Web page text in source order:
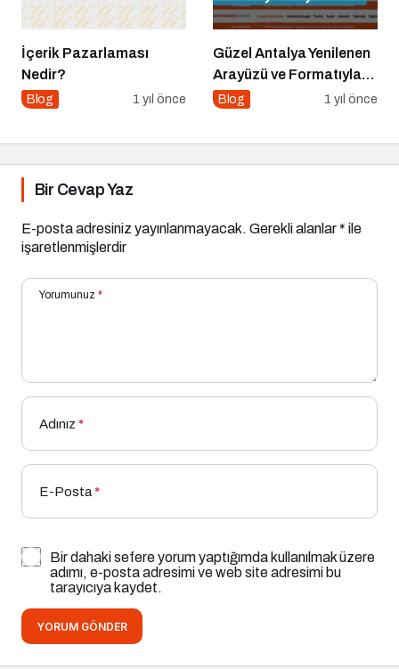
İçerik Pazarlaması
Nedir?
Blog 1 yıl önce
Güzel Antalya Yenilenen
Arayüzü ve Formatıyla
Yayında
Blog 1 yıl önce
Bir Cevap Yaz
E-posta adresiniz yayınlanmayacak. Gerekli alanlar* ile
işaretlenmişlerdir
Yorumunuz *
Adınız *
E-Posta*
Bir dahaki sefere yorum yaptığımda kullanılmak üzere
adımı, e-posta adresimi ve web site adresimi bu
tarayıcıya kaydet.
YORUM GÖNDER